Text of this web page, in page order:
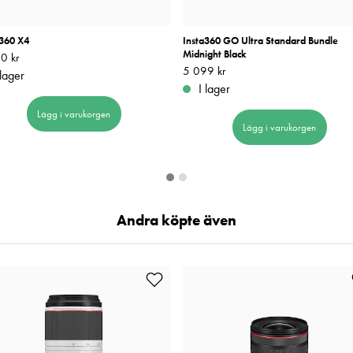
X4
790 kr
kr
Lägg i varukorgen
Insta360 GO Ultra Standard Bundle
Midnight Black
Pris:5 099 kr
5 099 kr
I lager
Lägg i varukorgen
Andra köpte även